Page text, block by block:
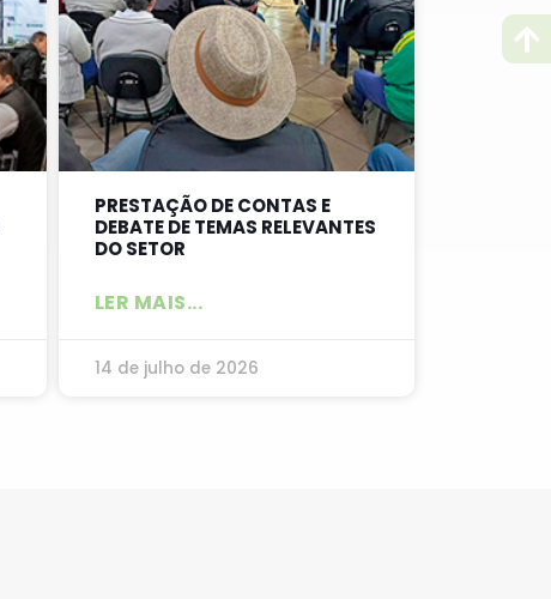
PRESTAÇÃO DE CONTAS E
DEBATE DE TEMAS RELEVANTES
DO SETOR
LER MAIS...
14 de julho de 2026